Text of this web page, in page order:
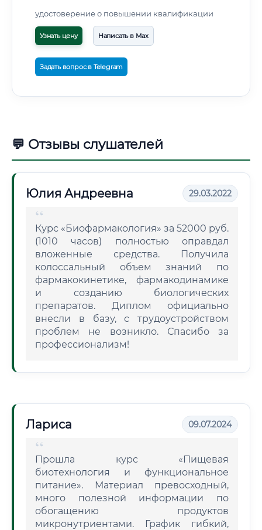
удостоверение о повышении квалификации
Узнать цену Написать в Max
Задать вопрос в Telegram
💬 Отзывы слушателей
Юлия Андреевна 29.03.2022
Курс «Биофармакология» за 52000 руб.
(1010 часов) полностью оправдал
вложенные средства. Получила
колоссальный объем знаний по
фармакокинетике, фармакодинамике
и созданию биологических
препаратов. Диплом официально
внесли в базу, с трудоустройством
проблем не возникло. Спасибо за
профессионализм!
Лариса 09.07.2024
Прошла курс «Пищевая
биотехнология и функциональное
питание». Материал превосходный,
много полезной информации по
обогащению продуктов
микронутриентами. График гибкий,